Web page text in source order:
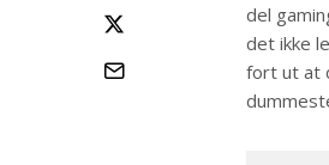
del
det ikke
fort ut at